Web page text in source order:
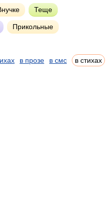
Теще
Прикольные
в прозе в смс в стихах